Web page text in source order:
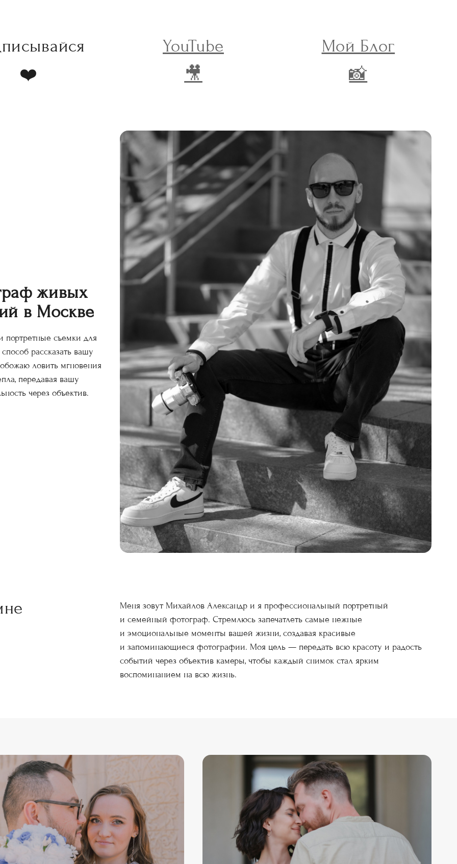
❤️
YouTube
🎥
Мой Блог
📸
живых
в Москве
съемки для
рассказать вашу
ловить мгновения
передавая вашу
через объектив.
Меня зовут Михайлов Александр и я профессиональный портретный
и семейный фотограф. Стремлюсь запечатлеть самые нежные
и эмоциональные моменты вашей жизни, создавая красивые
и запоминающиеся фотографии. Моя цель — передать всю красоту и радость
событий через объектив камеры, чтобы каждый снимок стал ярким
воспоминанием на всю жизнь.